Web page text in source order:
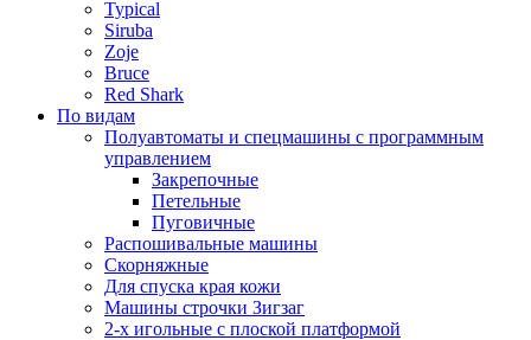
Typical
Siruba
Zoje
Bruce
Red Shark
По видам
Полуавтоматы и спецмашины с программным
управлением
Закрепочные
Петельные
Пуговичные
Распошивальные машины
Скорняжные
Для спуска края кожи
Машины строчки Зигзаг
2-х игольные с плоской платформой